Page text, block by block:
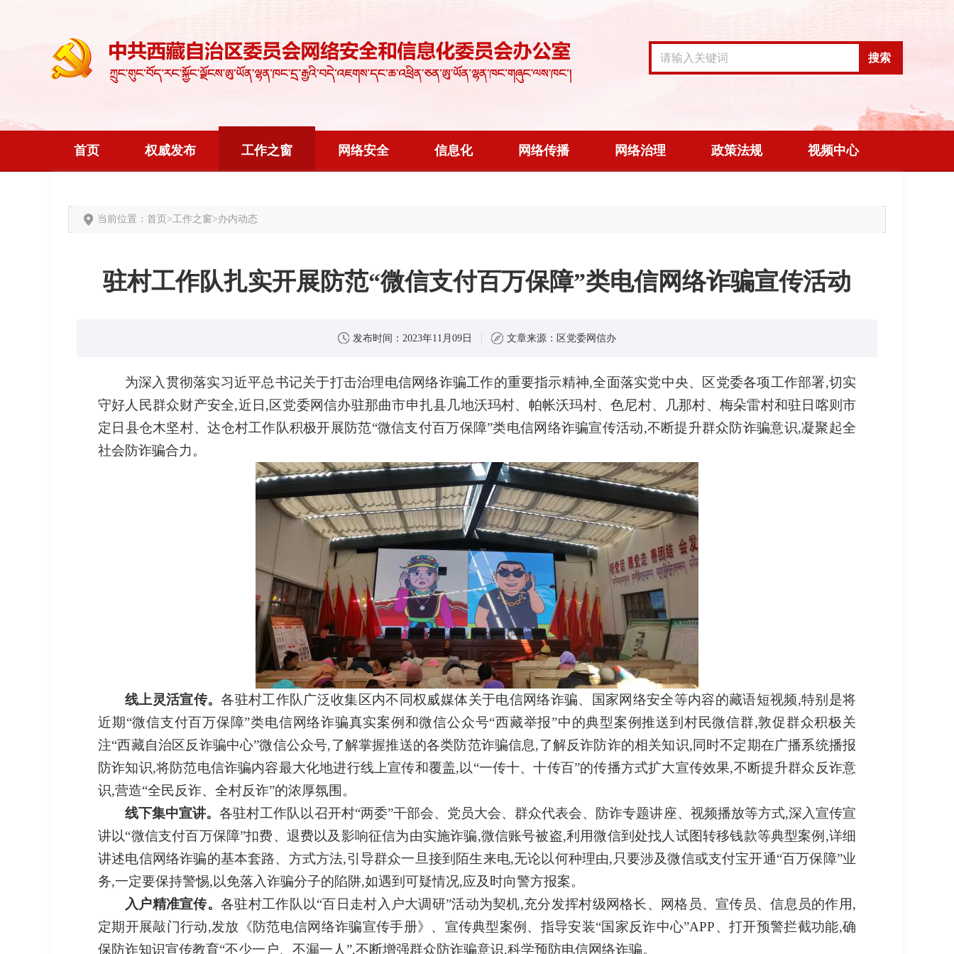
搜索
首页 权威发布 工作之窗 网络安全 信息化 网络传播 网络治理 政策法规 视频中心
当前位置： 首页 >工作之窗>办内动态
驻村工作队扎实开展防范“微信支付百万保障”类电信网络诈骗宣传活动
发布时间： 2023年11月09日 文章来源： 区党委网信办
为深入贯彻落实习近平总书记关于打击治理电信网络诈骗工作的重要指示精神,全面落实党中央、区党委各项工作部署,切实
守好人民群众财产安全,近日, 区党委网信办驻那曲市申扎县几地沃玛村、帕帐沃玛村、色尼村、几那村、梅朵雷村和驻日喀则市
定日县仓木坚村、达仓村工作队积极开展防范“微信支付百万保障”类电信网络诈骗宣传活动,不断提升群众防诈骗意识,凝聚起全
社会防诈骗合力。
线上灵活宣传。各驻村工作队广泛收集区内不同权威媒体关于电信网络诈骗、国家网络安全等内容的藏语短视频,特别是将
近期“微信支付百万保障”类电信网络诈骗真实案例和微信公众号“西藏举报”中的典型案例推送到村民微信群,敦促群众积极关
注“西藏自治区反诈骗中心”微信公众号,了解掌握推送的各类防范诈骗信息,了解反诈防诈的相关知识,同时不定期在广播系统播报
防诈知识,将防范电信诈骗内容最大化地进行线上宣传和覆盖,以“一传十、十传百”的传播方式扩大宣传效果,不断提升群众反诈意
识,营造“全民反诈、全村反诈”的浓厚氛围。
线下集中宣讲。各驻村工作队以召开村“两委”干部会、党员大会、群众代表会、防诈专题讲座、视频播放等方式,深入宣传宣
讲以“微信支付百万保障”扣费、退费以及影响征信为由实施诈骗,微信账号被盗,利用微信到处找人试图转移钱款等典型案例,详细
讲述电信网络诈骗的基本套路、方式方法,引导群众一旦接到陌生来电,无论以何种理由,只要涉及微信或支付宝开通“百万保障”业
务,一定要保持警惕,以免落入诈骗分子的陷阱,如遇到可疑情况,应及时向警方报案。
入户精准宣传。各驻村工作队以“百日走村入户大调研”活动为契机,充分发挥村级网格长、网格员、宣传员、信息员的作用,
定期开展敲门行动,发放《防范电信网络诈骗宣传手册》、宣传典型案例、指导安装“国家反诈中心”APP、打开预警拦截功能,确
保防诈知识宣传教育“不少一户、不漏一人”,不断增强群众防诈骗意识,科学预防电信网络诈骗。